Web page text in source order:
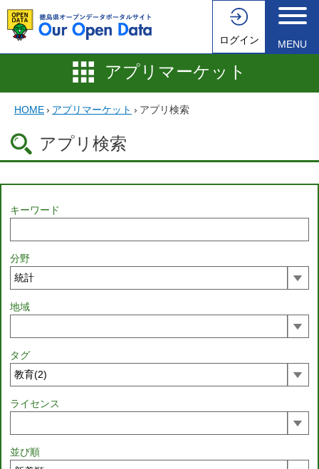
ログイン MENU
アプリマーケット
HOME› アプリマーケット › アプリ検索
アプリ検索
キーワード
分野
地域
タグ
ライセンス
並び順